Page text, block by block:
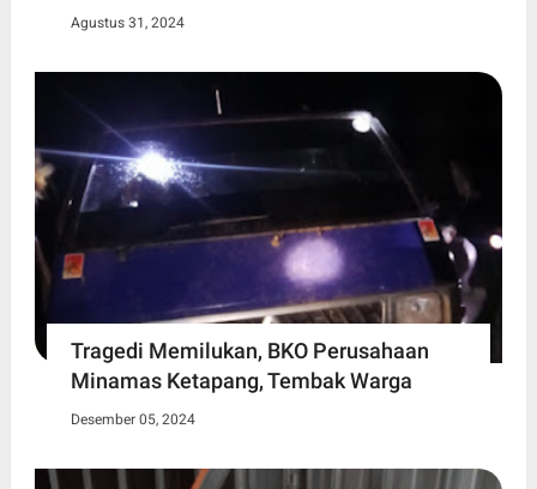
Agustus 31, 2024
Tragedi Memilukan, BKO Perusahaan
Minamas Ketapang, Tembak Warga
Desember 05, 2024